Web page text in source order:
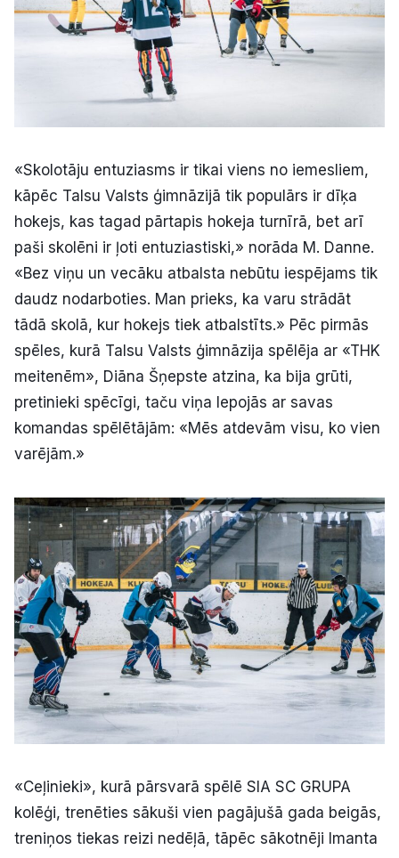
«Skolotāju entuziasms ir tikai viens no iemesliem,
kāpēc Talsu Valsts ģimnāzijā tik populārs ir dīķa
hokejs, kas tagad pārtapis hokeja turnīrā, bet arī
paši skolēni ir ļoti entuziastiski,» norāda M. Danne.
«Bez viņu un vecāku atbalsta nebūtu iespējams tik
daudz nodarboties. Man prieks, ka varu strādāt
tādā skolā, kur hokejs tiek atbalstīts.» Pēc pirmās
spēles, kurā Talsu Valsts ģimnāzija spēlēja ar «THK
meitenēm», Diāna Šņepste atzina, ka bija grūti,
pretinieki spēcīgi, taču viņa lepojās ar savas
komandas spēlētājām: «Mēs atdevām visu, ko vien
varējām.»
«Ceļinieki», kurā pārsvarā spēlē SIA SC GRUPA
kolēģi, trenēties sākuši vien pagājušā gada beigās,
treniņos tiekas reizi nedēļā, tāpēc sākotnēji Imanta